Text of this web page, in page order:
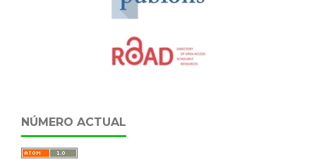
NÚMERO ACTUAL